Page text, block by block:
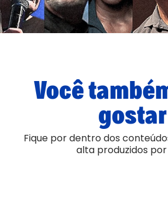
Você
gostar
Fique por dentro dos
alta produzidos